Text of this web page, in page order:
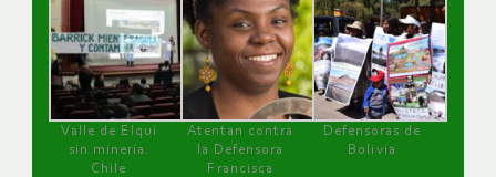
Valle de Elqui
sin minería.
Chile
Atentan contra
la Defensora
Francisca
Defensoras de
Bolivia